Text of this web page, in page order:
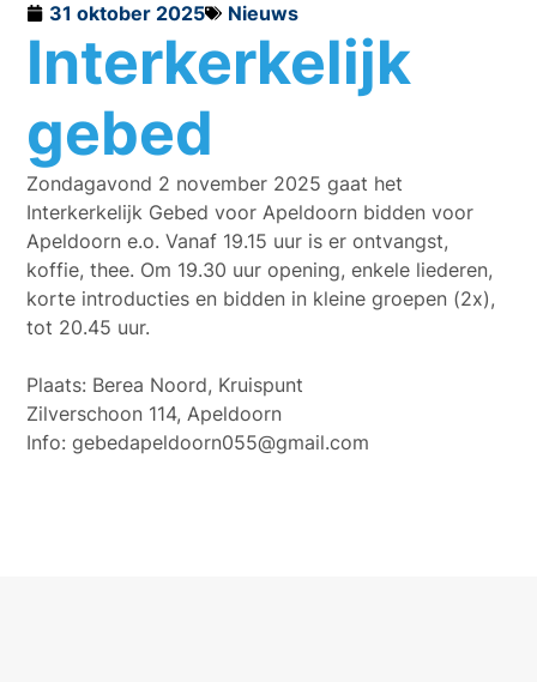
31 oktober 2025
Nieuws
Interkerkelijk
gebed
Zondagavond 2 november 2025 gaat het
Interkerkelijk Gebed voor Apeldoorn bidden voor
Apeldoorn e.o. Vanaf 19.15 uur is er ontvangst,
koffie, thee. Om 19.30 uur opening, enkele liederen,
korte introducties en bidden in kleine groepen (2x),
tot 20.45 uur.
Plaats: Berea Noord, Kruispunt
Zilverschoon 114, Apeldoorn
Info: gebedapeldoorn055@gmail.com